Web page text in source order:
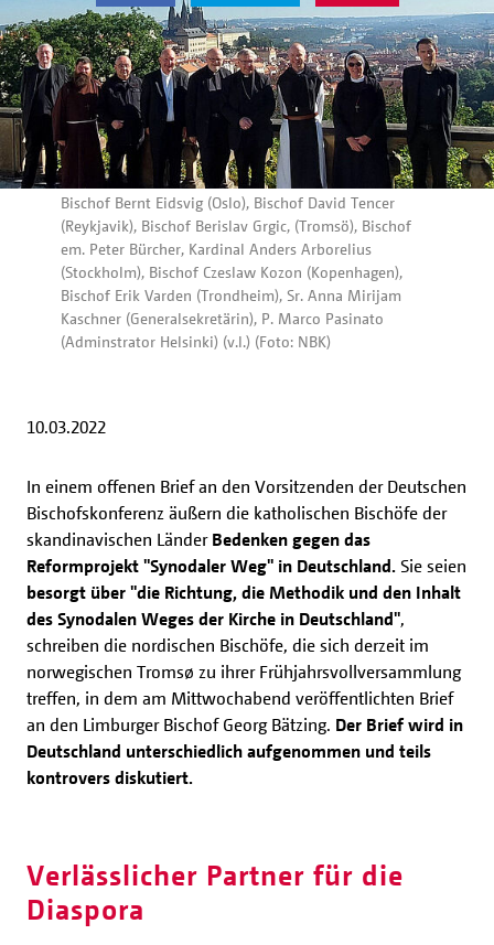
Bischof Bernt Eidsvig (Oslo), Bischof David Tencer
(Reykjavik), Bischof Berislav Grgic, (Tromsö), Bischof
em. Peter Bürcher, Kardinal Anders Arborelius
(Stockholm), Bischof Czeslaw Kozon (Kopenhagen),
Bischof Erik Varden (Trondheim), Sr. Anna Mirijam
Kaschner (Generalsekretärin), P. Marco Pasinato
(Adminstrator Helsinki) (v.l.) (Foto: NBK)
10.03.2022
In einem offenen Brief an den Vorsitzenden der Deutschen
Bischofskonferenz äußern die katholischen Bischöfe der
skandinavischen LänderBedenken gegen das
Reformprojekt "Synodaler Weg" in Deutschland. Sie seien
besorgt über "die Richtung, die Methodik und den Inhalt
des Synodalen Weges der Kirche in Deutschland",
schreiben die nordischen Bischöfe, die sich derzeit im
norwegischen Tromsø zu ihrer Frühjahrsvollversammlung
treffen, in dem am Mittwochabend veröffentlichten Brief
an den Limburger Bischof Georg Bätzing. Der Brief wird in
Deutschland unterschiedlich aufgenommen und teils
kontrovers diskutiert.
Verlässlicher Partner für die
Diaspora